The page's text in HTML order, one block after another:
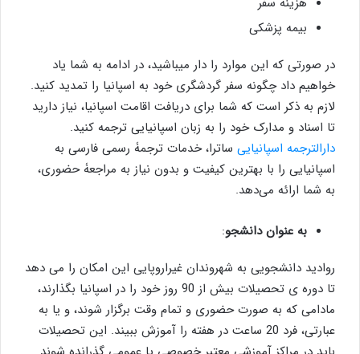
بیمه پزشکی
در صورتی که این موارد را دار می­باشید، در ادامه به شما یاد
خواهیم داد چگونه سفر گردشگری خود به اسپانیا را تمدید کنید.
لازم به ذکر است که شما برای دریافت اقامت اسپانیا، نیاز دارید
تا اسناد و مدارک خود را به زبان اسپانیایی ترجمه کنید.
دارالترجمه اسپانیایی ساترا، خدمات ترجمۀ رسمی فارسی به
اسپانیایی را با بهترین کیفیت و بدون نیاز به مراجعۀ حضوری،
به شما ارائه می‌دهد.
به عنوان دانشجو:
روادید دانشجویی به شهروندان غیراروپایی این امکان را می دهد
تا دوره ی تحصیلات بیش از 90 روز خود را در اسپانیا بگذارند،
مادامی که به صورت حضوری و تمام وقت برگزار شوند، و یا به
عبارتی، فرد 20 ساعت در هفته را آموزش ببیند. این تحصیلات